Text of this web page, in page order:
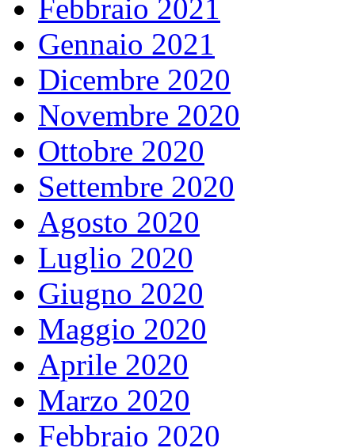
Febbraio 2021
Gennaio 2021
Dicembre 2020
Novembre 2020
Ottobre 2020
Settembre 2020
Agosto 2020
Luglio 2020
Giugno 2020
Maggio 2020
Aprile 2020
Marzo 2020
Febbraio 2020